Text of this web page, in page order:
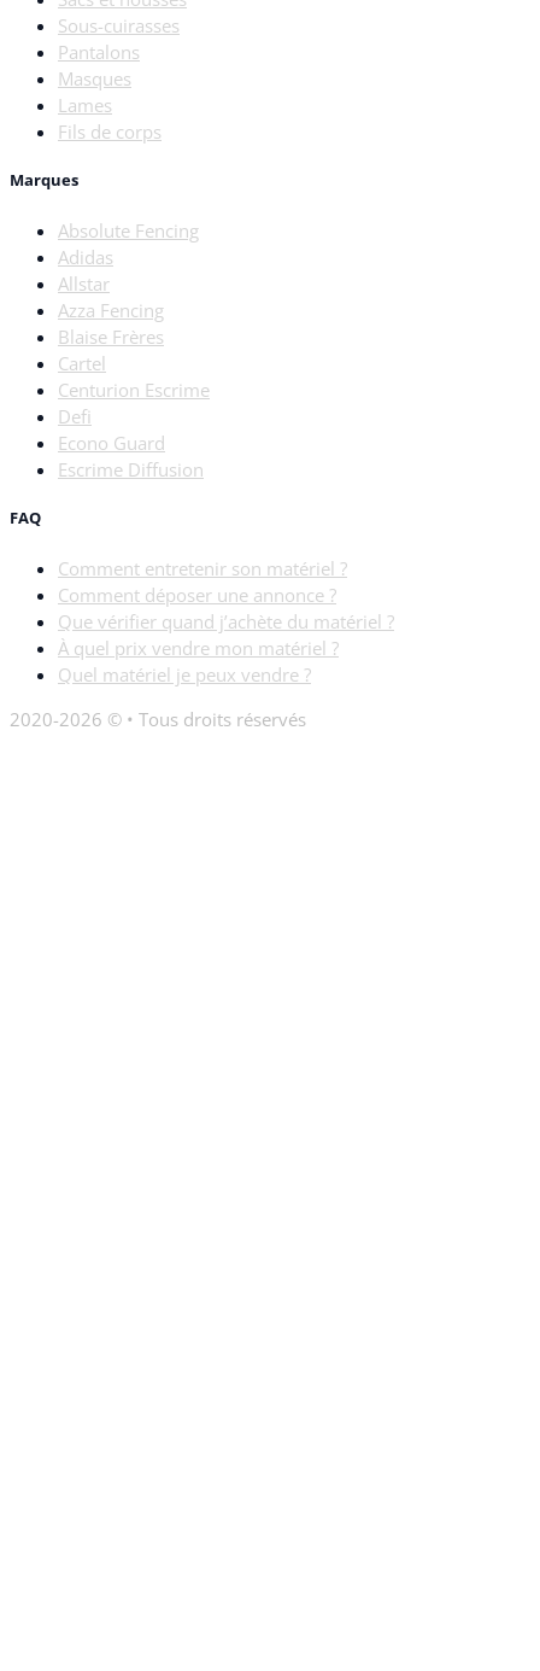
Sous-cuirasses
Pantalons
Masques
Lames
Fils de corps
Marques
Absolute Fencing
Adidas
Allstar
Azza Fencing
Blaise Frères
Cartel
Centurion Escrime
Defi
Econo Guard
Escrime Diffusion
FAQ
Comment entretenir son matériel ?
Comment déposer une annonce ?
Que vérifier quand j’achète du matériel ?
À quel prix vendre mon matériel ?
Quel matériel je peux vendre ?
2020-2026 © • Tous droits réservés